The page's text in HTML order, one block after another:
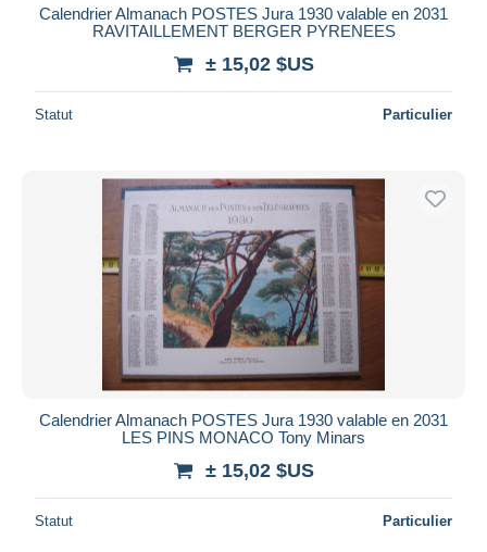
Calendrier Almanach POSTES Jura 1930 valable en 2031
RAVITAILLEMENT BERGER PYRENEES
± 15,02 $US
Statut Particulier
Calendrier Almanach POSTES Jura 1930 valable en 2031
LES PINS MONACO Tony Minars
± 15,02 $US
Statut Particulier